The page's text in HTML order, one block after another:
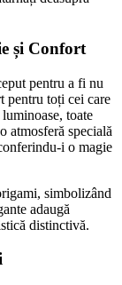
și Confort
pentru a fi nu
pentru toți cei care
toate
atmosferă specială
i o magie
simbolizând
adaugă
distinctivă.